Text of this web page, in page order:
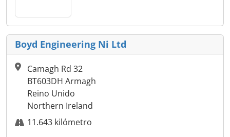
Boyd Engineering Ni Ltd
Camagh Rd 32
BT603DH Armagh
Reino Unido
Northern Ireland
11.643 kilómetro